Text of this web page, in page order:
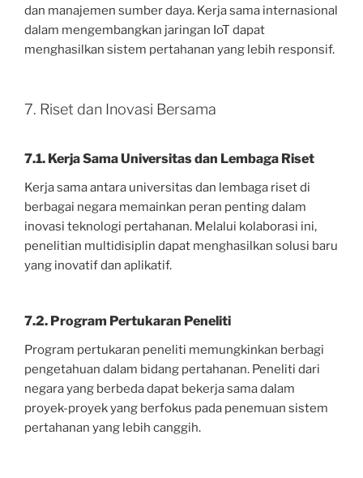
dan manajemen sumber daya. Kerja sama internasional
dalam mengembangkan jaringan IoT dapat
menghasilkan sistem pertahanan yang lebih responsif.
7. Riset dan Inovasi Bersama
7.1. Kerja Sama Universitas dan Lembaga Riset
Kerja sama antara universitas dan lembaga riset di
berbagai negara memainkan peran penting dalam
inovasi teknologi pertahanan. Melalui kolaborasi ini,
penelitian multidisiplin dapat menghasilkan solusi baru
yang inovatif dan aplikatif.
7.2. Program Pertukaran Peneliti
Program pertukaran peneliti memungkinkan berbagi
pengetahuan dalam bidang pertahanan. Peneliti dari
negara yang berbeda dapat bekerja sama dalam
proyek-proyek yang berfokus pada penemuan sistem
pertahanan yang lebih canggih.